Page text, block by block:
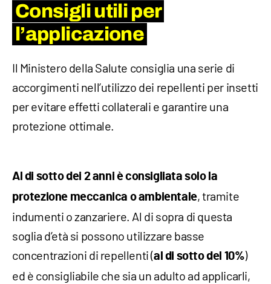
Consigli utili per
l’applicazione
Il Ministero della Salute consiglia una serie di
accorgimenti nell’utilizzo dei repellenti per insetti
per evitare effetti collaterali e garantire una
protezione ottimale.
Al di sotto dei 2 anni è consigliata solo la
protezione meccanica o ambientale, tramite
indumenti o zanzariere. Al di sopra di questa
soglia d’età si possono utilizzare basse
concentrazioni di repellenti (al di sotto del 10%)
ed è consigliabile che sia un adulto ad applicarli,